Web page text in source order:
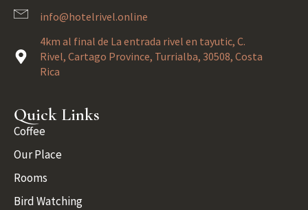
info@hotelrivel.online
4km al final de La entrada rivel en tayutic, C.
Rivel, Cartago Province, Turrialba, 30508, Costa
Rica
Quick Links
Coffee
Our Place
Rooms
Bird Watching